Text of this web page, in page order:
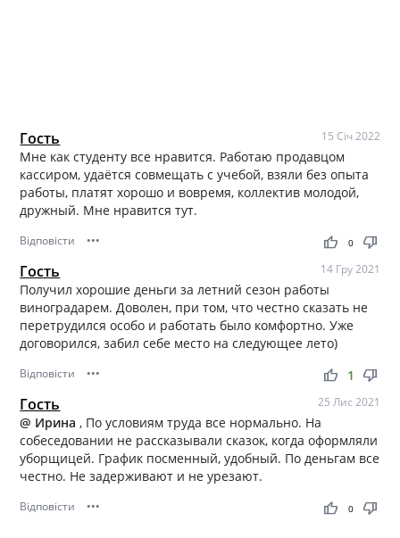
Гость 15 Січ 2022
Мне как студенту все нравится. Работаю продавцом
кассиром, удаётся совмещать с учебой, взяли без опыта
работы, платят хорошо и вовремя, коллектив молодой,
дружный. Мне нравится тут.
Відповісти ••• thumb_up thumb_down
0
Гость 14 Гру 2021
Получил хорошие деньги за летний сезон работы
виноградарем. Доволен, при том, что честно сказать не
перетрудился особо и работать было комфортно. Уже
договорился, забил себе место на следующее лето)
Відповісти ••• thumb_up thumb_down
1
Гость 25 Лис 2021
@ Ирина, По условиям труда все нормально. На
собеседовании не рассказывали сказок, когда оформляли
уборщицей. График посменный, удобный. По деньгам все
честно. Не задерживают и не урезают.
Відповісти ••• thumb_up thumb_down
0